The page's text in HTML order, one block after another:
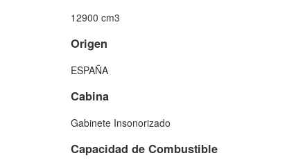
12900 cm3
Origen
ESPAÑA
Cabina
Gabinete Insonorizado
Capacidad de Combustible